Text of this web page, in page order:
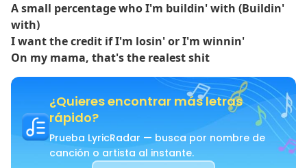
A small percentage who I'm buildin' with (Buildin'
with)
I want the credit if I'm losin' or I'm winnin'
On my mama, that's the realest shit
¿Quieres encontrar más letras
rápido?
Prueba LyricRadar — busca por nombre de
canción o artista al instante.